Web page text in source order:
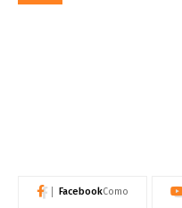
FacebookComo